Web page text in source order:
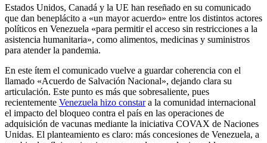
Estados Unidos, Canadá y la UE han reseñado en su comunicado
que dan beneplácito a «un mayor acuerdo» entre los distintos actores
políticos en Venezuela «para permitir el acceso sin restricciones a la
asistencia humanitaria», como alimentos, medicinas y suministros
para atender la pandemia.
En este ítem el comunicado vuelve a guardar coherencia con el
llamado «Acuerdo de Salvación Nacional», dejando clara su
articulación. Este punto es más que sobresaliente, pues
recientemente Venezuela hizo constara la comunidad internacional
el impacto del bloqueo contra el país en las operaciones de
adquisición de vacunas mediante la iniciativa COVAX de Naciones
Unidas. El planteamiento es claro: más concesiones de Venezuela, a